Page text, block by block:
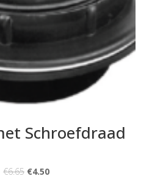
Schroefdraad
€6.65 €4.50